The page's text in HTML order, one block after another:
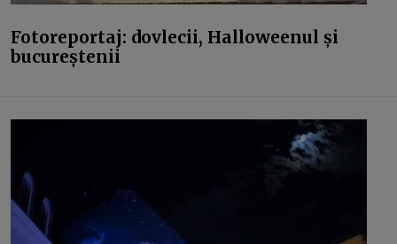
Fotoreportaj: dovlecii, Halloweenul și
bucureștenii